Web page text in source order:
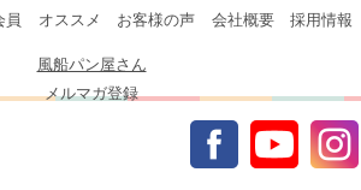
員 オススメ お客様の声 会社概要 採用情報
メルマガ登録
風船パン屋さん